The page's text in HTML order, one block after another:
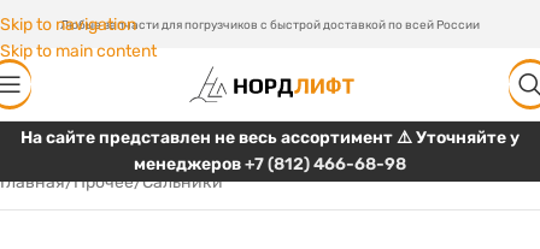
Skip to navigation
Skip to main content
Любые запчасти для погрузчиков с быстрой доставкой по всей России
На сайте представлен не весь ассортимент ⚠️ Уточняйте у
менеджеров+7 (812) 466-68-98
Главная/Прочее/Сальники